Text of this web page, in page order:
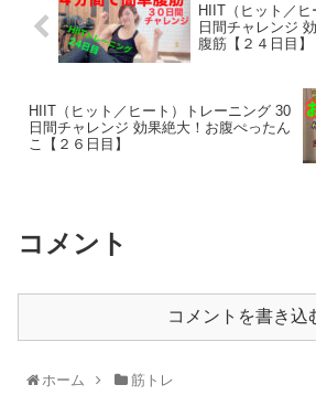
HIIT（ヒット／
日間チャレンジ
腹筋【２４日目】
HIIT（ヒット／ヒート）トレーニング 30
日間チャレンジ 効果絶大！お腹ぺったん
こ【２６日目】
コメント
コメントを書き込
ホーム 筋トレ